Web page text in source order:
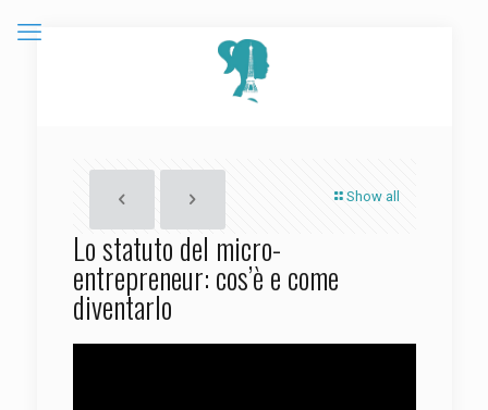
Show all
Lo statuto del micro-
entrepreneur: cos’è e come
diventarlo